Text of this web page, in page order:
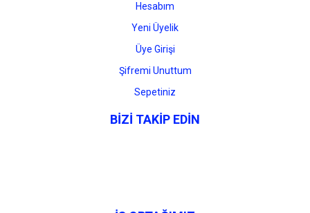
Hesabım
Yeni Üyelik
Üye Girişi
Şifremi Unuttum
Sepetiniz
BİZİ TAKİP EDİN